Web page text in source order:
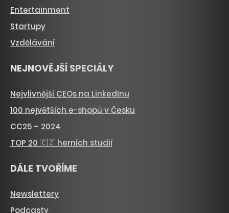
Entertainment
Startupy
Vzdělávání
NEJNOVĚJŠÍ SPECIÁLY
Nejvlivnější CEOs na LinkedInu
100 největších e-shopů v Česku
CC25 – 2024
TOP 20 🇨🇿 herních studií
DÁLE TVOŘÍME
Newslettery
Podcasty